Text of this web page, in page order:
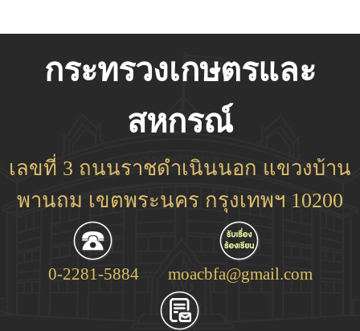
กระทรวงเกษตรและ
สหกรณ์
เลขที่ 3 ถนนราชดำเนินนอก แขวงบ้าน
พานถม เขตพระนคร กรุงเทพฯ 10200
0-2281-5884 moacbfa@gmail.com